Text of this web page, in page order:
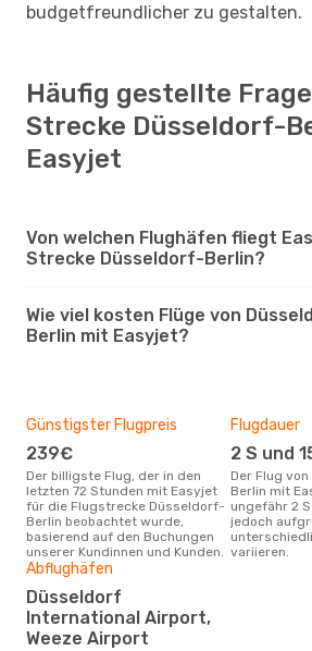
budgetfreundlicher zu gestalten.
Häufig gestellte
Strecke Düsseldorf-
Easyjet
Von welchen Flughäfen fliegt
Strecke Düsseldorf-Berlin?
Wie viel kosten Flüge von
Berlin mit Easyjet?
Günstigster Flugpreis
239€
Der billigste Flug, der in den
letzten 72 Stunden mit Easyjet
für die Flugstrecke Düsseldorf-
Berlin beobachtet wurde,
basierend auf den Buchungen
unserer Kundinnen und Kunden.
Flugdauer
2 S und
Der Flug von Düsseldorf nach
Berlin mit
ungefähr 2 S
jedoch
variieren.
Abflughäfen
Düsseldorf
International Airport,
Weeze Airport